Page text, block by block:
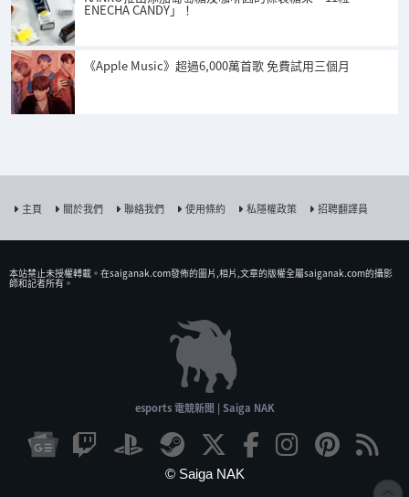
ENECHA CANDY」！
《Apple Music》超過6,000萬首歌 免費試用三個月
主頁 關於我們 聯絡我們 使用條約 私隱權政策 招聘翻譯員
本站禁止未授權𨍭載。在saiganak.com發佈的圖片,相片,文章的版權全屬saiganak.com的攝影
師和記者所有。
esports 電競新聞 | Saiga NAK
© Saiga NAK